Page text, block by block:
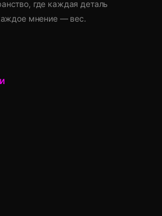
где каждая деталь
мнение — вес.